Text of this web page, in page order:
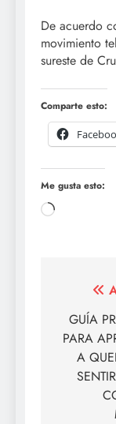
De acuerdo
movimiento
sureste de
Comparte esto:
Me gusta esto:
Cargando...
de
GUÍA
PARA
A